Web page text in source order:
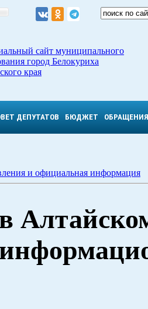
сайт муниципального
город Белокуриха
края
ДЕПУТАТОВ БЮДЖЕТ ОБРАЩЕНИЯ
и официальная информация